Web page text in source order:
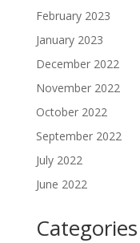
February 2023
January 2023
December 2022
November 2022
October 2022
September 2022
July 2022
June 2022
Categories